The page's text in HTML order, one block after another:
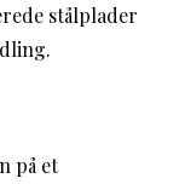
stålplader
på et